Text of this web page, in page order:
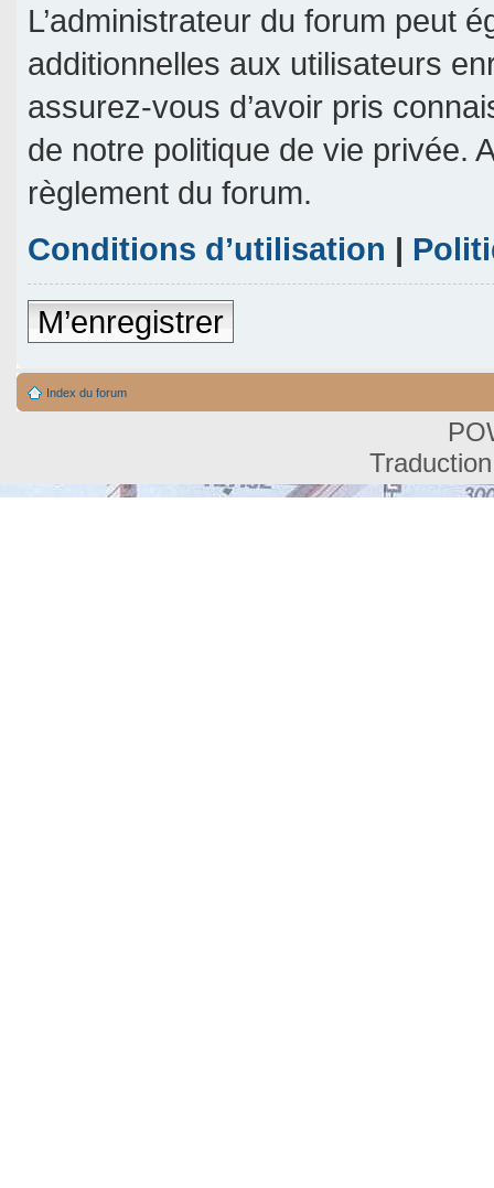
L’administrateur du forum peut
additionnelles aux utilisateurs
assurez-vous d’avoir pris
de notre politique de vie privée.
règlement du forum.
Conditions d’utilisation |
M’enregistrer
Index du forum